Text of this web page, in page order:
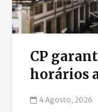
CP
horários
4 Agosto, 2026